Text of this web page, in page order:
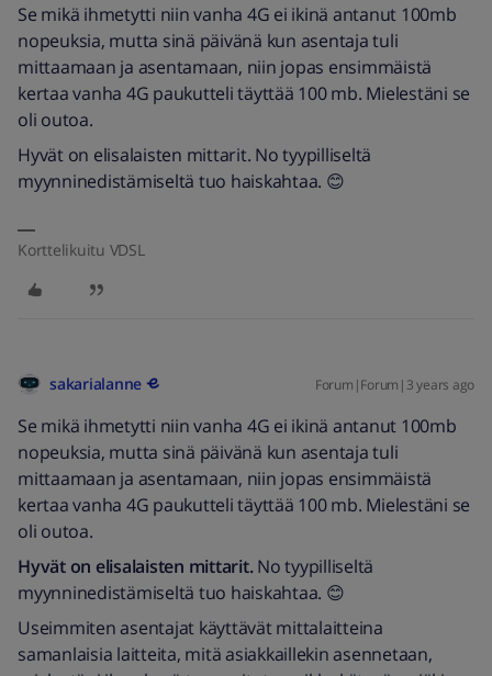
Se mikä ihmetytti niin vanha 4G ei ikinä antanut 100mb
nopeuksia, mutta sinä päivänä kun asentaja tuli
mittaamaan ja asentamaan, niin jopas ensimmäistä
kertaa vanha 4G paukutteli täyttää 100 mb. Mielestäni se
oli outoa.
Hyvät on elisalaisten mittarit. No tyypilliseltä
myynninedistämiseltä tuo haiskahtaa. 😊
Korttelikuitu VDSL
sakarialanne Forum|Forum|3 years ago
Se mikä ihmetytti niin vanha 4G ei ikinä antanut 100mb
nopeuksia, mutta sinä päivänä kun asentaja tuli
mittaamaan ja asentamaan, niin jopas ensimmäistä
kertaa vanha 4G paukutteli täyttää 100 mb. Mielestäni se
oli outoa.
Hyvät on elisalaisten mittarit.No tyypilliseltä
myynninedistämiseltä tuo haiskahtaa. 😊
Useimmiten asentajat käyttävät mittalaitteina
samanlaisia laitteita, mitä asiakkaillekin asennetaan,